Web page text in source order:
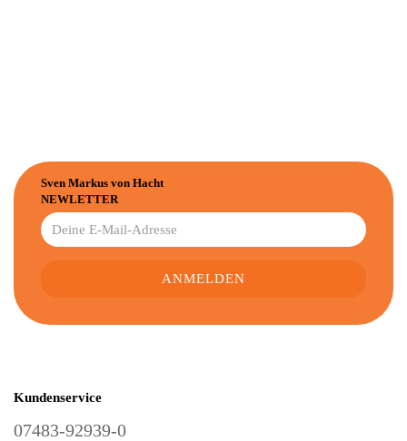
Sven Markus von Hacht
NEWLETTER
Kundenservice
07483-92939-0